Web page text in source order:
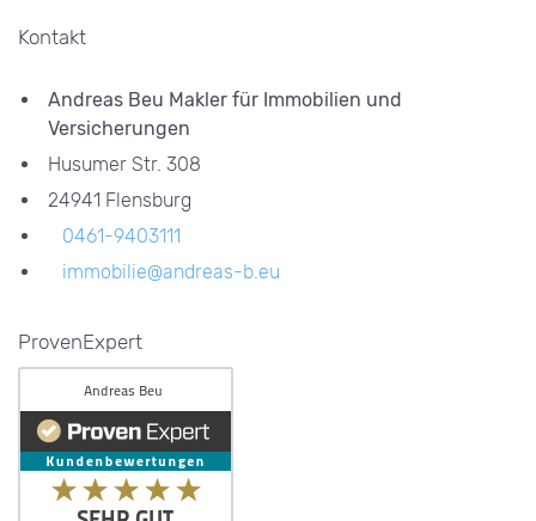
Kontakt
Andreas Beu Makler für Immobilien und
Versicherungen
Husumer Str. 308
24941 Flensburg
0461-9403111
immobilie@andreas-b.eu
ProvenExpert